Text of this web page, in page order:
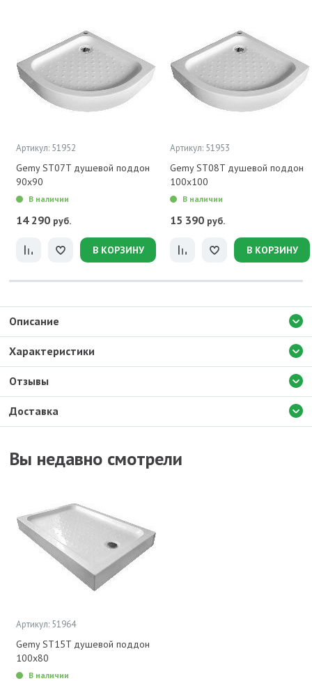
Артикул: 51952
Gemy ST07T душевой поддон
90x90
В наличии
14 290 руб.
В КОРЗИНУ
Артикул: 51953
Gemy ST08T душевой поддон
100x100
В наличии
15 390 руб.
В КОРЗИНУ
Доставка
Описание
Характеристики
Отзывы
Вы недавно смотрели
Артикул: 51964
Gemy ST15T душевой поддон
100x80
В наличии